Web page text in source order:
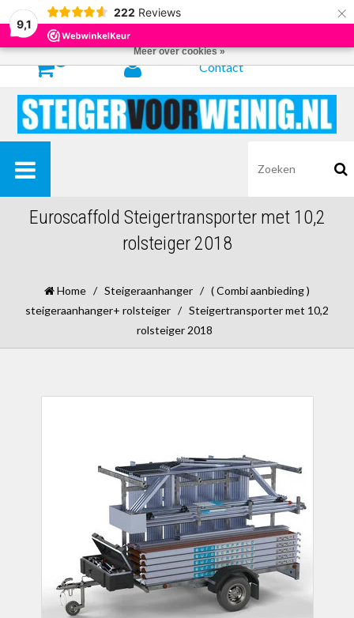
9,1
222 Reviews ×
Contact
Euroscaffold Steigertransporter met 10,2
rolsteiger 2018
Home / Steigeraanhanger / ( Combi aanbieding )
steigeraanhanger+ rolsteiger / Steigertransporter met 10,2
rolsteiger 2018
Door het gebruiken van onze website, ga je akkoord met het gebruik van
cookies om onze website te verbeteren.
Meer over cookies »